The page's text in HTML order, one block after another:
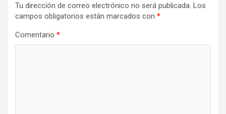
Tu dirección de correo electrónico no será publicada. Los
campos obligatorios están marcados con *
Comentario *